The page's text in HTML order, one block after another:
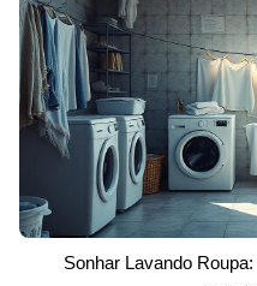
Sonhar Lavando